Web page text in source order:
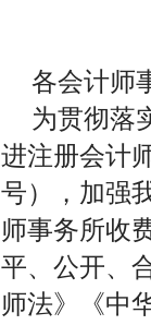
各会计师
为贯彻落
进注册会计
号），加强
师事务所收
平、公开、
师法》《中